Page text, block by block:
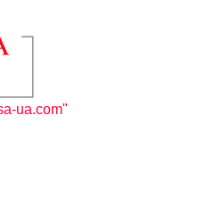
ua.com"